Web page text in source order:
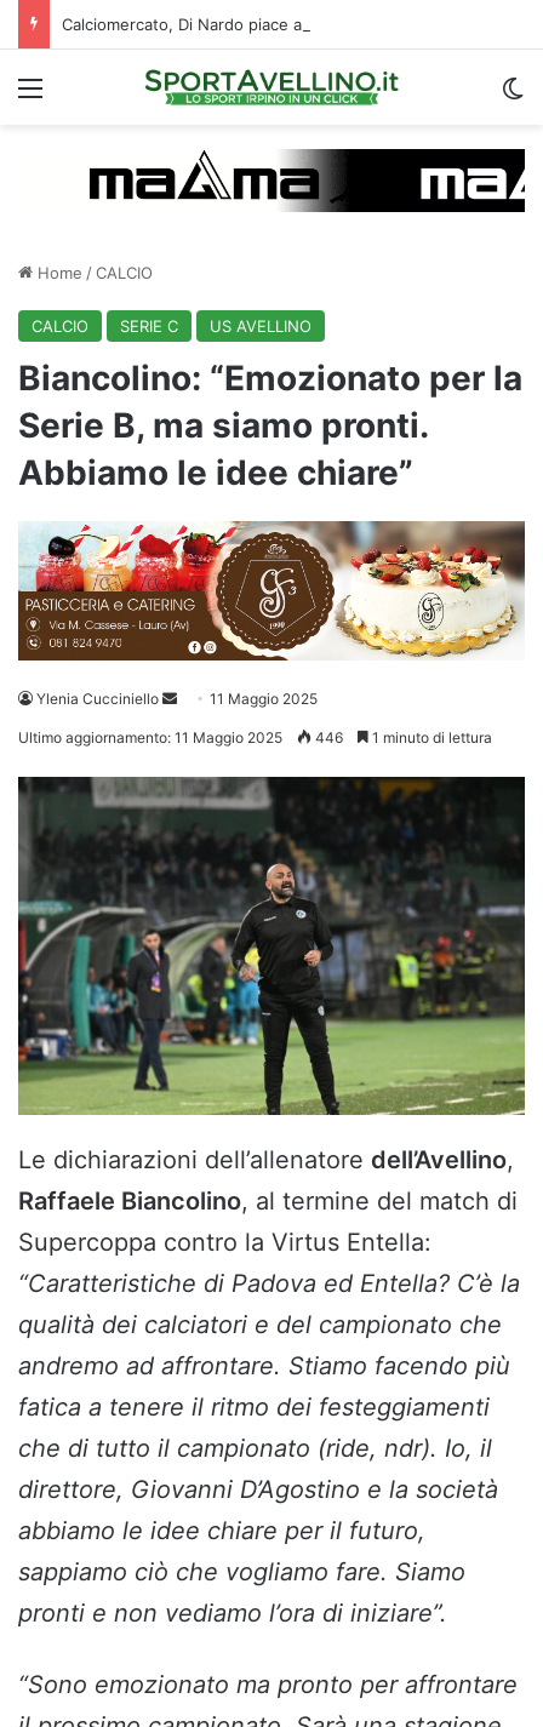
Menu
Home /CALCIO
CALCIO SERIE C US AVELLINO
Biancolino: “Emozionato per la
Serie B, ma siamo pronti.
Abbiamo le idee chiare”
Ylenia Cucciniello
Invia 11 Maggio 2025
Ultimo aggiornamento: 11 Maggio 2025 446 1 minuto di lettura
Le dichiarazioni dell’allenatore dell’Avellino,
Raffaele Biancolino, al termine del match di
Supercoppa contro la Virtus Entella:
“Caratteristiche di Padova ed Entella? C’è la
qualità dei calciatori e del campionato che
andremo ad affrontare. Stiamo facendo più
fatica a tenere il ritmo dei festeggiamenti
che di tutto il campionato (ride, ndr). Io, il
direttore, Giovanni D’Agostino e la società
abbiamo le idee chiare per il futuro,
sappiamo ciò che vogliamo fare. Siamo
pronti e non vediamo l’ora di iniziare”.
“Sono emozionato ma pronto per affrontare